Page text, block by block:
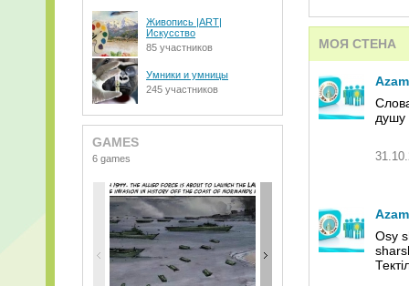
Живопись |ART|
Искусство
85 участников
Умники и умницы
245 участников
GAMES
6 games
Hiro a.k.a
imangazi &
jarmak_-
Stromae -
_romantik
01. Bahh Tee
МОЯ СТЕНА
душу
Osy